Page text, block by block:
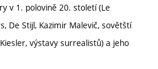
v 1. polovině 20. století (Le
De Stijl, Kazimir Malevič, sovětští
výstavy surrealistů) a jeho